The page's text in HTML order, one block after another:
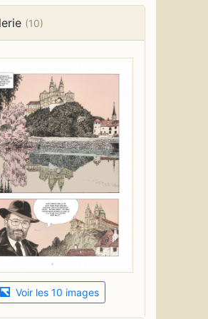
(10)
Voir les 10 images